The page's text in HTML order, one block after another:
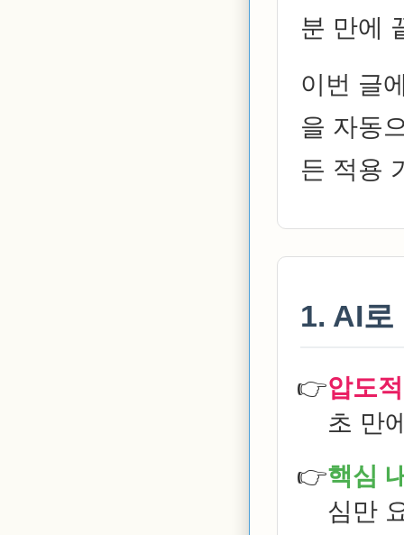
분 만에
이번 글
을 자동
든 적용
1. AI로
압도
초 만
핵심
심만